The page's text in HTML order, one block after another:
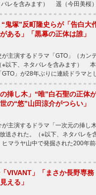
バレを含みます） 遥（今田美桜
“鬼塚”反町隆史らが「告白
ある」「黒幕の正体は誰」
主演するドラマ「GTO」（カン
※以下、ネタバレを含みます）
GTO」が28年ぶりに連続ドラマ
の挿し木」“唯”白石聖の正体
世の“悠”山田涼介がつらい」
主演するドラマ「一次元の挿し
送された。（※以下、ネタバレ
ヒマラヤ山中で発掘された200年
VIVANT」「まさか長野専
える」